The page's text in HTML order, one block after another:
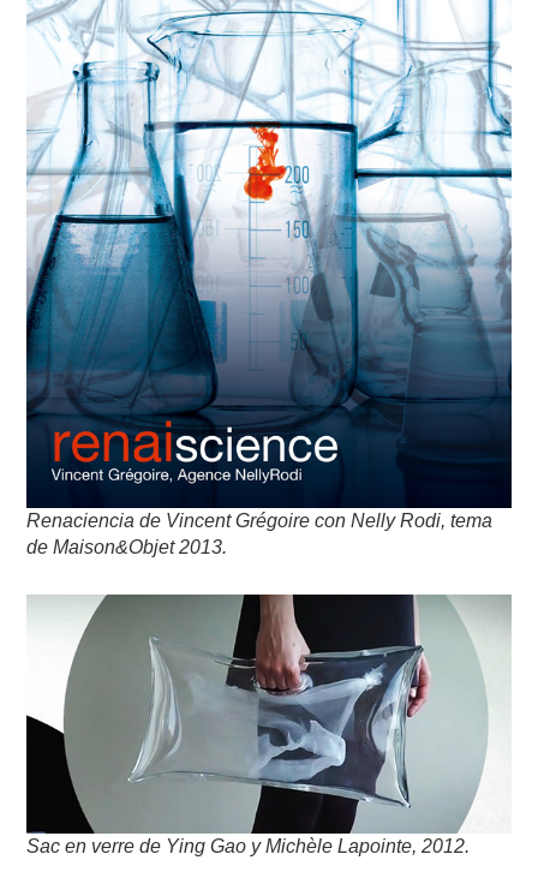
Renaciencia de Vincent Grégoire con Nelly Rodi, tema
de Maison&Objet 2013.
Sac en verre de Ying Gao y Michèle Lapointe, 2012.